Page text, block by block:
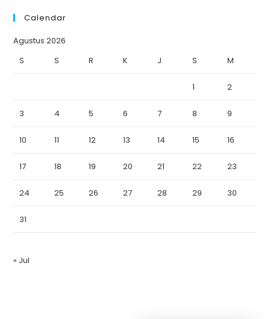
Calendar
Agustus 2026
S
S R K J S M
1 2
3 4 5 6 7 8 9
10 11 12 13 14 15 16
17 18 19 20 21 22 23
24 25 26 27 28 29 30
31
« Jul